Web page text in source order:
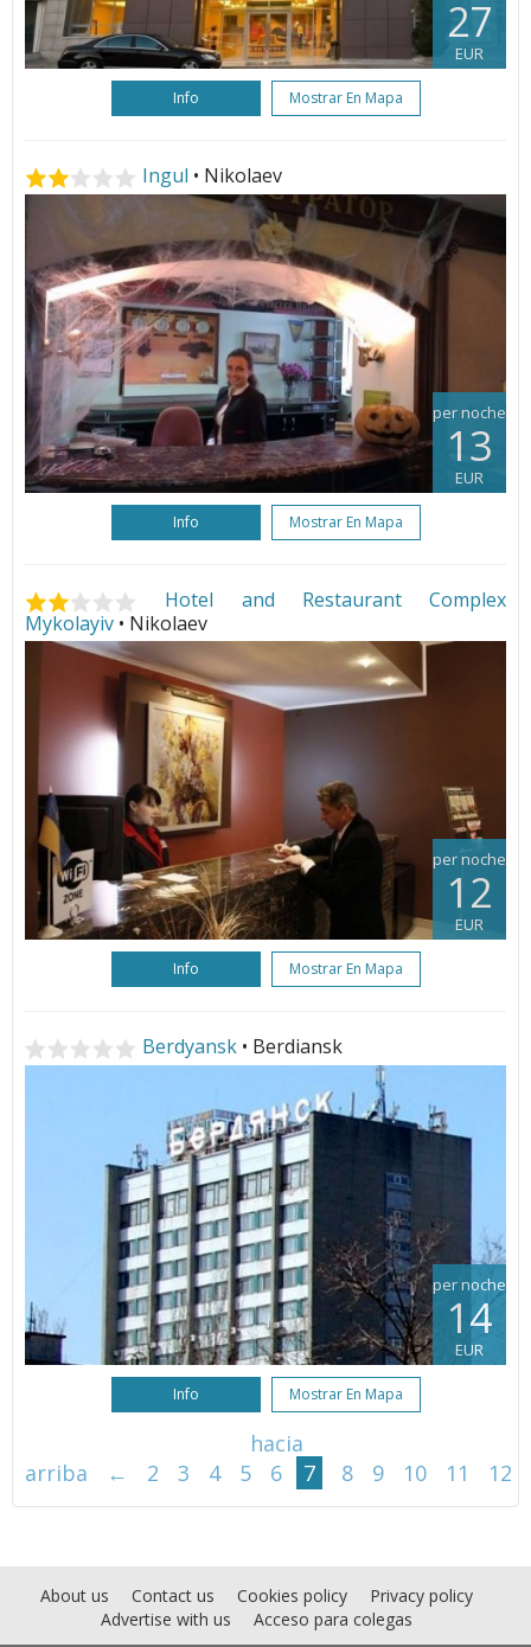
27
EUR
Info Mostrar En Mapa
Ingul • Nikolaev
per noche
13
EUR
Info Mostrar En Mapa
Hotel and Restaurant Complex
Mykolayiv • Nikolaev
per noche
12
EUR
Info Mostrar En Mapa
Berdyansk • Berdiansk
per noche
14
EUR
Info Mostrar En Mapa
hacia
arriba
← 2 3 4 5 6 7 8 9 10 11 12
About us Contact us Cookies policy
Privacy policy
Advertise with us
Acceso para colegas